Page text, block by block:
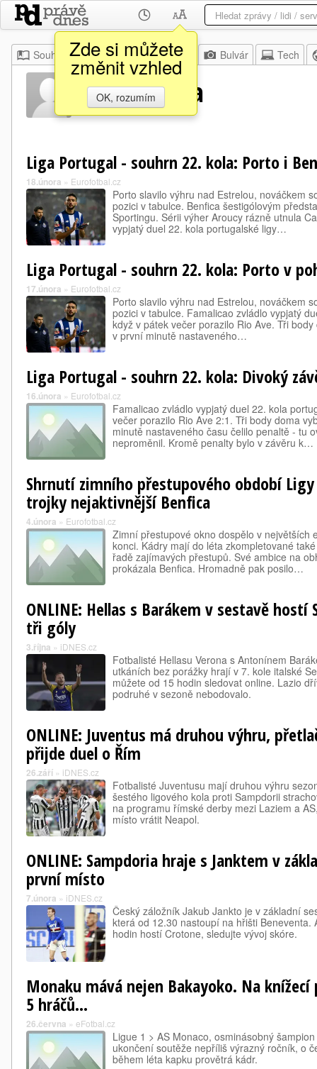
Zde si můžete
změnit vzhled
OK, rozumím
Souhrn Moje Z domova Bulvár Tech
Adrien Silva
Liga Portugal - souhrn 22. kola: Porto i
18.února » Eurofotbal.cz
Porto slavilo výhru nad Estrelou, nováčkem
pozici v tabulce. Benfica šestigólovým
Sportingu. Sérii výher Aroucy rázně utnula
vypjatý duel 22. kola portugalské ligy…
Liga Portugal - souhrn 22. kola: Porto v
17.února » Eurofotbal.cz
Porto slavilo výhru nad Estrelou, nováčkem
pozici v tabulce. Famalicao zvládlo vypjatý
když v pátek večer porazilo Rio Ave. Tři
v první minutě nastaveného…
Liga Portugal - souhrn 22. kola: Divoký
16.února » Eurofotbal.cz
Famalicao zvládlo vypjatý duel 22. kola
večer porazilo Rio Ave 2:1. Tři body doma
minutě nastaveného času čelilo penaltě - tu
neproměnil. Kromě penalty bylo v závěru k…
Shrnutí zimního přestupového období
trojky nejaktivnější Benfica
4.února » Eurofotbal.cz
Zimní přestupové okno dospělo v největších
konci. Kádry mají do léta zkompletované
řadě zajímavých přestupů. Své ambice na
prokázala Benfica. Hromadně pak posilo…
ONLINE: Hellas s Barákem v sestavě hostí
tři góly
3.října » iDNES.cz
Fotbalisté Hellasu Verona s Antonínem
utkáních bez porážky hrají v 7. kole italské
můžete od 15 hodin sledovat online. Lazio
podruhé v sezoně nebodovalo.
ONLINE: Juventus má druhou výhru,
přijde duel o Řím
26.září » iDNES.cz
Fotbalisté Juventusu mají druhou výhru
šestého ligového kola proti Sampdorii
na programu římské derby mezi Laziem a
místo vrátit Neapol.
ONLINE: Sampdoria hraje s Janktem v
první místo
7.února » iDNES.cz
Český záložník Jakub Jankto je v základní
která od 12.30 nastoupí na hřišti Beneventa.
hodin hostí Crotone, sledujte vývoj skóre.
Monaku mává nejen Bakayoko. Na
5 hráčů...
26.června » eFotbal.cz
Ligue 1 > AS Monaco, osminásobný
ukončení soutěže nepříliš výrazný ročník, o
během léta kapku provětrá kádr.